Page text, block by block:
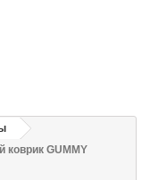
коврик GUMMY